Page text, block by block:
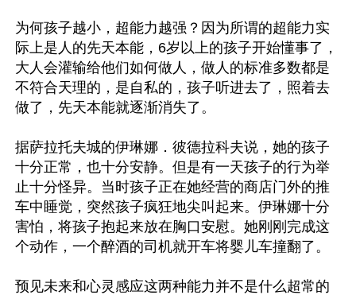
为何孩子越小，超能力越强？因为所谓的超能力实
际上是人的先天本能，6岁以上的孩子开始懂事了，
大人会灌输给他们如何做人，做人的标准多数都是
不符合天理的，是自私的，孩子听进去了，照着去
做了，先天本能就逐渐消失了。
据萨拉托夫城的伊琳娜．彼德拉科夫说，她的孩子
十分正常，也十分安静。但是有一天孩子的行为举
止十分怪异。当时孩子正在她经营的商店门外的推
车中睡觉，突然孩子疯狂地尖叫起来。伊琳娜十分
害怕，将孩子抱起来放在胸口安慰。她刚刚完成这
个动作，一个醉酒的司机就开车将婴儿车撞翻了。
预见未来和心灵感应这两种能力并不是什么超常的